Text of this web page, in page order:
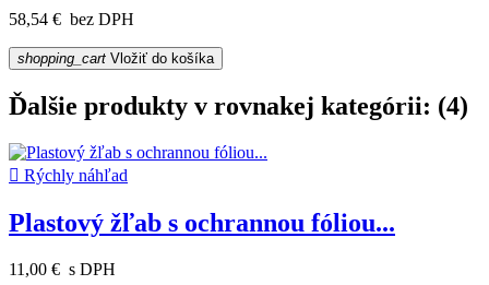
58,54 € bez DPH
shopping_cart Vložiť do košíka
Ďalšie produkty v rovnakej kategórii: (4)
 Rýchly náhľad
Plastový žľab s ochrannou fóliou...
11,00 € s DPH